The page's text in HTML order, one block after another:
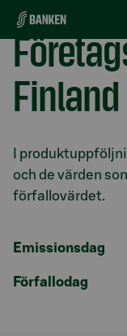
Gå direkt till
Avsnitt med
I
och de värden
förfallovärdet.
Emissionsdag
Förfallodag